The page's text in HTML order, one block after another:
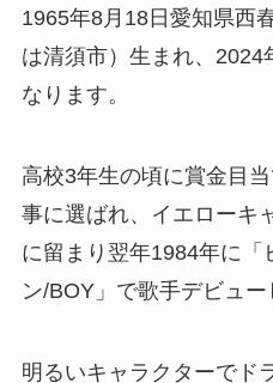
1965年8月18日愛知県西
は清須市）生まれ、2024
なります。
高校3年生の頃に賞金目
事に選ばれ、イエローキ
に留まり翌年1984年に「
ン/BOY」で歌手デビュー
明るいキャラクターでド